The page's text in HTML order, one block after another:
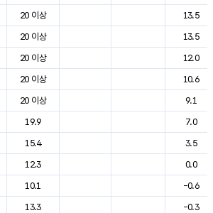
20 이상
13.5
20 이상
13.5
20 이상
12.0
20 이상
10.6
20 이상
9.1
19.9
7.0
15.4
3.5
12.3
0.0
10.1
-0.6
13.3
-0.3